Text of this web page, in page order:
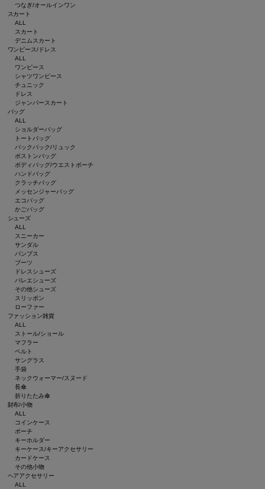
つなぎ/オールインワン
スカート
ALL
スカート
デニムスカート
ワンピース/ドレス
ALL
ワンピース
シャツワンピース
チュニック
ドレス
ジャンパースカート
バッグ
ALL
ショルダーバッグ
トートバッグ
バックパック/リュック
ボストンバッグ
ボディバッグ/ウエストポーチ
ハンドバッグ
クラッチバッグ
メッセンジャーバッグ
エコバッグ
かごバッグ
シューズ
ALL
スニーカー
サンダル
パンプス
ブーツ
ドレスシューズ
バレエシューズ
その他シューズ
スリッポン
ローファー
ファッション雑貨
ALL
ストール/ショール
マフラー
ベルト
サングラス
手袋
ネックウォーマー/スヌード
長傘
折りたたみ傘
財布/小物
ALL
コインケース
ポーチ
キーホルダー
キーケース/キーアクセサリー
カードケース
その他小物
ヘアアクセサリー
ALL